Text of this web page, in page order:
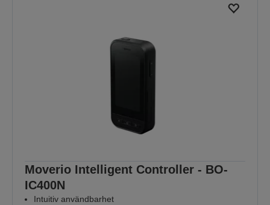
Moverio Intelligent Controller - BO-
IC400N
Intuitiv användbarhet